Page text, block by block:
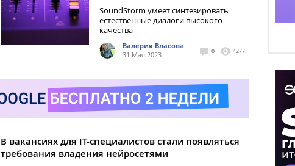
SoundStorm умеет синтезировать
естественные диалоги высокого
качества
Валерия Власова
31 Мая 2023
0 4277
В вакансиях для IT-специалистов стали появляться
требования владения нейросетями